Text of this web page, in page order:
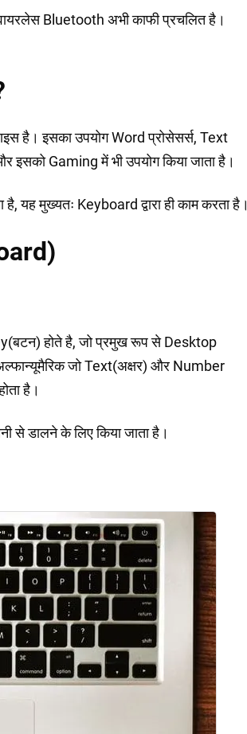
Bluetooth अभी काफी प्रचलित है।
है। इसका उपयोग Word प्रोसेसर्स, Text
Gaming में भी उपयोग किया जाता है।
मुख्यतः Keyboard द्वारा ही काम करता है।
होते है, जो प्रमुख रूप से Desktop
जो Text(अक्षर) और Number
है।
से डालने के लिए किया जाता है।